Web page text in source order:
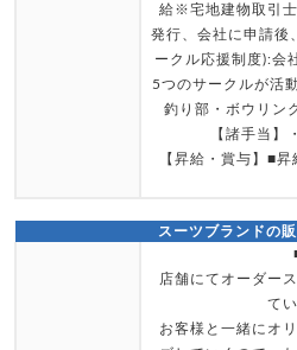
給※宅地建物取引
発行、会社に申請後
ークル応援制度):会
5つのサークルが活
釣り部・ボウリン
【諸手当】
【昇給・賞与】■
スーツブランドの
店舗にてオーダー
て
お客様と一緒にオ